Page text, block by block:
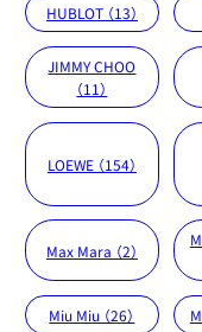
HUBLOT （13）
JIMMY CHOO
（11）
LOEWE （154）
Max Mara （2）
Miu Miu （26）